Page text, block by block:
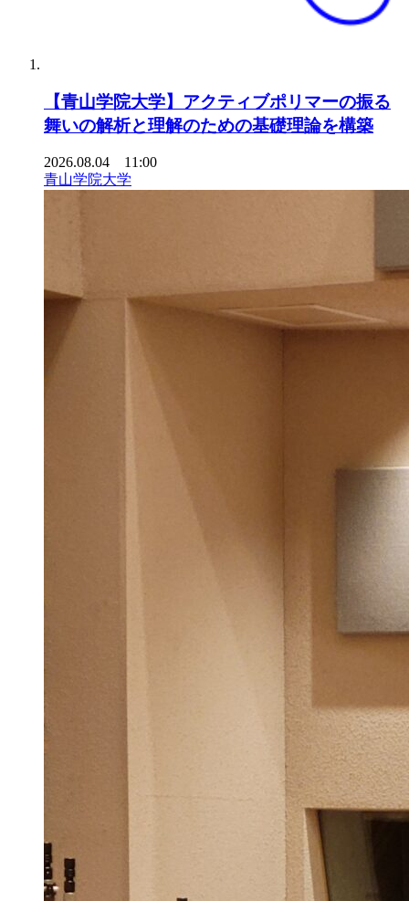
【青山学院大学】アクティブポリマーの振る
舞いの解析と理解のための基礎理論を構築
2026.08.04 11:00
青山学院大学